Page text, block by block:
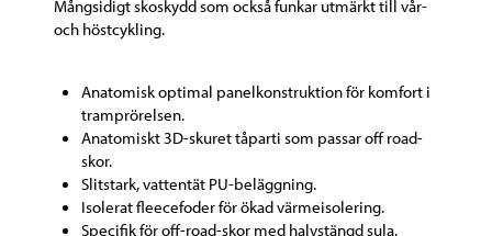
Mångsidigt skoskydd som också funkar utmärkt till vår-
och höstcykling.
Anatomisk optimal panelkonstruktion för komfort i
tramprörelsen.
Anatomiskt 3D-skuret tåparti som passar off road-
skor.
Slitstark, vattentät PU-beläggning.
Isolerat fleecefoder för ökad värmeisolering.
Specifik för off-road-skor med halvstängd sula.